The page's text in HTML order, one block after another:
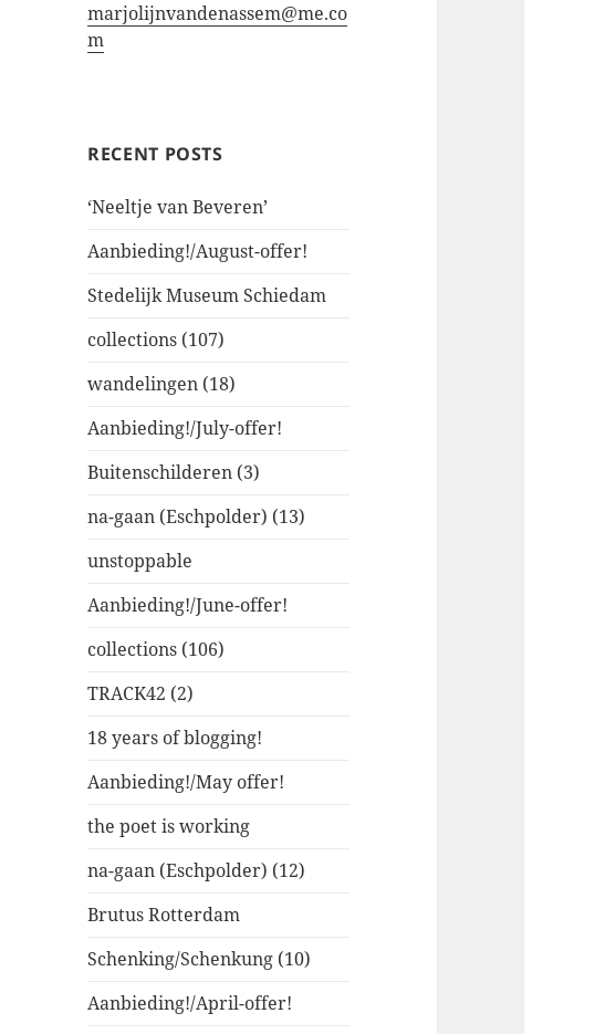
marjolijnvandenassem@me.co
m
RECENT POSTS
‘Neeltje van Beveren’
Aanbieding!/August-offer!
Stedelijk Museum Schiedam
collections (107)
wandelingen (18)
Aanbieding!/July-offer!
Buitenschilderen (3)
na-gaan (Eschpolder) (13)
unstoppable
Aanbieding!/June-offer!
collections (106)
TRACK42 (2)
18 years of blogging!
Aanbieding!/May offer!
the poet is working
na-gaan (Eschpolder) (12)
Brutus Rotterdam
Schenking/Schenkung (10)
Aanbieding!/April-offer!